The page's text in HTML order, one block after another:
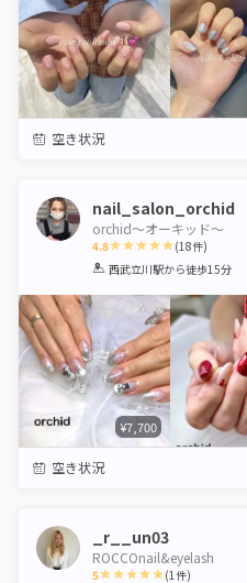
空き状況
nail_salon_orchid
orchid～オーキッド～
4.8
1 2 3 4 5
(18件)
西武立川駅から徒歩15分
¥7,700
空き状況
_r__un03
ROCCOnail&eyelash
5 (1件)